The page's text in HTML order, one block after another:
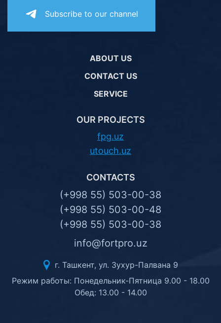
Subscribe to our channel
ABOUT US
CONTACT US
SERVICE
OUR PROJECTS
fpg.uz
utouch.uz
CONTACTS
(+998 55) 503-00-38
(+998 55) 503-00-48
(+998 55) 503-00-38
info@fortpro.uz
г. Ташкент, ул. Зухур-Палвана 9
Режим работы: Понедельник-Пятница 9.00 - 18.00
Обед: 13.00 - 14.00